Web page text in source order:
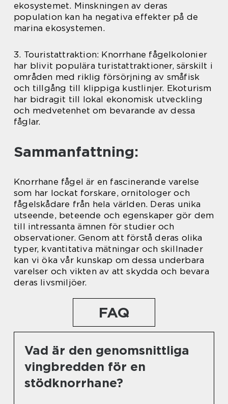
ekosystemet. Minskningen av deras
population kan ha negativa effekter på de
marina ekosystemen.
3. Touristattraktion: Knorrhane fågelkolonier
har blivit populära turistattraktioner, särskilt i
områden med riklig försörjning av småfisk
och tillgång till klippiga kustlinjer. Ekoturism
har bidragit till lokal ekonomisk utveckling
och medvetenhet om bevarande av dessa
fåglar.
Sammanfattning:
Knorrhane fågel är en fascinerande varelse
som har lockat forskare, ornitologer och
fågelskådare från hela världen. Deras unika
utseende, beteende och egenskaper gör dem
till intressanta ämnen för studier och
observationer. Genom att förstå deras olika
typer, kvantitativa mätningar och skillnader
kan vi öka vår kunskap om dessa underbara
varelser och vikten av att skydda och bevara
deras livsmiljöer.
FAQ
Vad är den genomsnittliga
vingbredden för en
stödknorrhane?